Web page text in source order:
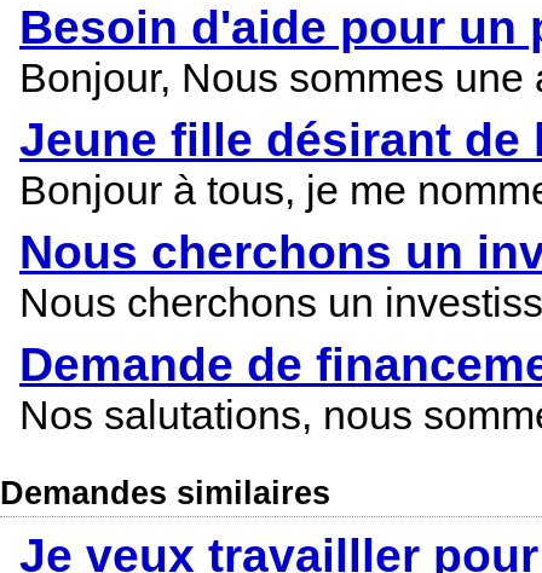
Besoin d'aide pour un
Bonjour, Nous sommes
Jeune fille désirant de
Bonjour à tous, je me
Nous cherchons un
Nous cherchons un
Demande de
Nos salutations, nous
Demandes similaires
Je veux travailller